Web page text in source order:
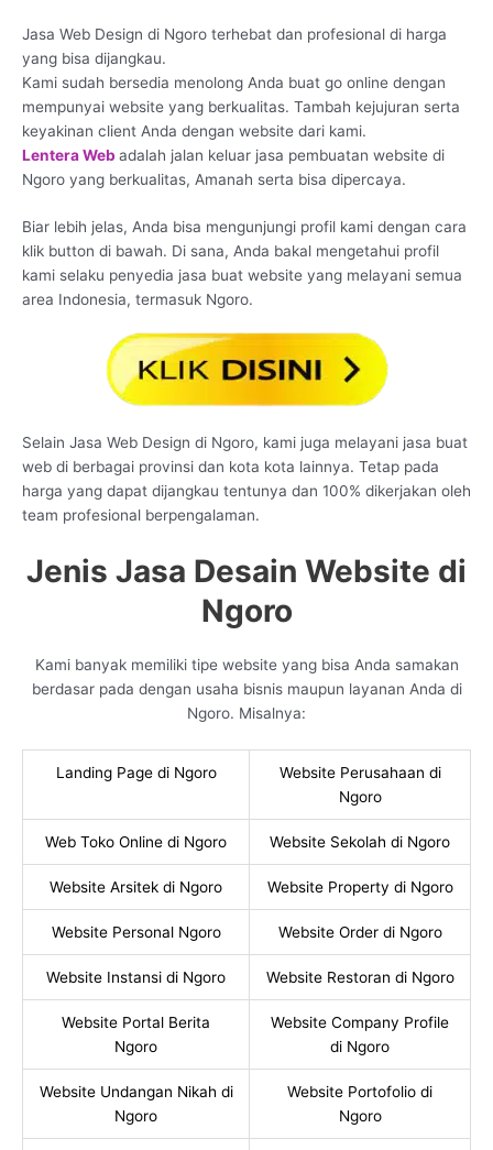
Jasa Web Design di Ngoro terhebat dan profesional di harga
yang bisa dijangkau.
Kami sudah bersedia menolong Anda buat go online dengan
mempunyai website yang berkualitas. Tambah kejujuran serta
keyakinan client Anda dengan website dari kami.
Lentera Web adalah jalan keluar jasa pembuatan website di
Ngoro yang berkualitas, Amanah serta bisa dipercaya.
Biar lebih jelas, Anda bisa mengunjungi profil kami dengan cara
klik button di bawah. Di sana, Anda bakal mengetahui profil
kami selaku penyedia jasa buat website yang melayani semua
area Indonesia, termasuk Ngoro.
Selain Jasa Web Design di Ngoro, kami juga melayani jasa buat
web di berbagai provinsi dan kota kota lainnya. Tetap pada
harga yang dapat dijangkau tentunya dan 100% dikerjakan oleh
team profesional berpengalaman.
Jenis Jasa Desain Website di
Ngoro
Kami banyak memiliki tipe website yang bisa Anda samakan
berdasar pada dengan usaha bisnis maupun layanan Anda di
Ngoro. Misalnya:
Landing Page di Ngoro
Website Perusahaan di
Ngoro
Web Toko Online di Ngoro Website Sekolah di Ngoro
Website Arsitek di Ngoro Website Property di Ngoro
Website Personal Ngoro Website Order di Ngoro
Website Instansi di Ngoro Website Restoran di Ngoro
Website Portal Berita
Ngoro
Website Company Profile
di Ngoro
Website Undangan Nikah di
Ngoro
Website Portofolio di
Ngoro